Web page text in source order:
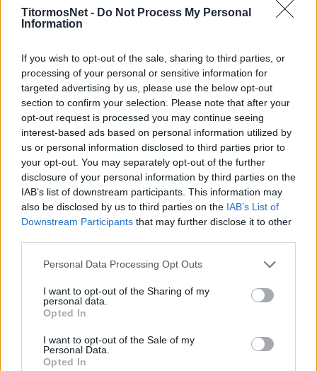
TitormosNet - Do Not Process My Personal
Information
If you wish to opt-out of the sale, sharing to third parties, or
processing of your personal or sensitive information for
targeted advertising by us, please use the below opt-out
section to confirm your selection. Please note that after your
opt-out request is processed you may continue seeing
interest-based ads based on personal information utilized by
us or personal information disclosed to third parties prior to
your opt-out. You may separately opt-out of the further
disclosure of your personal information by third parties on the
IAB’s list of downstream participants. This information may
also be disclosed by us to third parties on the IAB’s List of
Downstream Participants that may further disclose it to other
Personal Data Processing Opt Outs
I want to opt-out of the Sharing of my
personal data.
Opted In
I want to opt-out of the Sale of my
Personal Data.
Opted In
Η παρουσία του Γάλλου σε ματς του
ανακοίνωση που εξέδωσε ο Τίτορμος, με
«βολές» και στο πρόσωπο του ιδίου.
Αναλυτικά, η ενημέρωση της ΑΕΛ:
«ΗΠΑΕ ΑΕΛ Νovibetενημερώθηκε σήμερα
(05/02) μέσω επίσημης επιστολής της ΚΕΔ/
ΕΠΟ, ότι στον αγώνα της ομάδας μας με τον
Παναιτωλικό, για την 20η αγωνιστική της
Stoiximan Super League, θα παραβρεθεί ο
Αρχιδιαιτητής της ΚΕΔ/ΕΠΟ
και η φιλοξενία του από την ΠΑΕ ΑΕΛ Novibet
συνιστούν ξεχωριστή τιμή τόσο για τον
σύλλογο όσο και για την πόλη της Λάρισας».